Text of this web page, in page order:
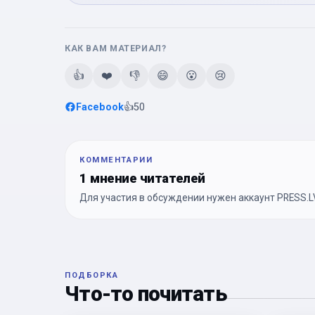
КАК ВАМ МАТЕРИАЛ?
👍 ❤️ 👎 😄 😮 😢
Facebook👍50
КОММЕНТАРИИ
1 мнение читателей
Для участия в обсуждении нужен аккаунт
ПОДБОРКА
Что-то почитать